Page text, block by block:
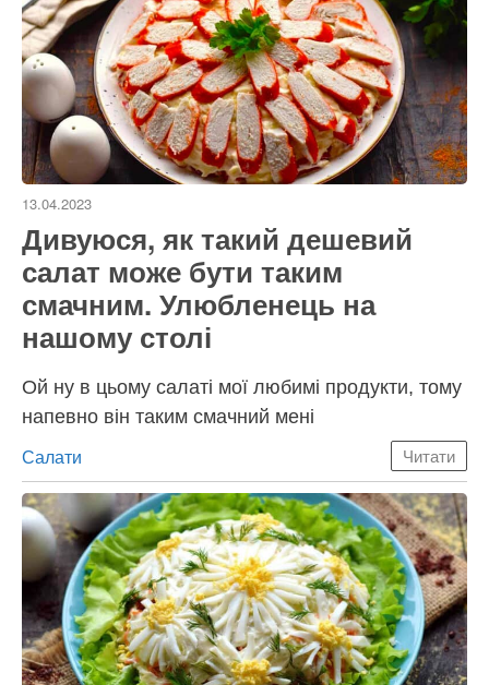
13.04.2023
Дивуюся, як такий дешевий
салат може бути таким
смачним. Улюбленець на
нашому столі
Ой ну в цьому салаті мої любимі продукти, тому
напевно він таким смачний мені
Категорії
Салати Читати